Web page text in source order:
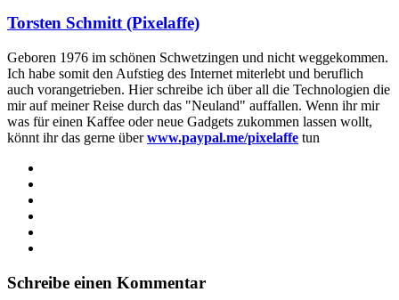
Torsten Schmitt (Pixelaffe)
Geboren 1976 im schönen Schwetzingen und nicht weggekommen.
Ich habe somit den Aufstieg des Internet miterlebt und beruflich
auch vorangetrieben. Hier schreibe ich über all die Technologien die
mir auf meiner Reise durch das "Neuland" auffallen. Wenn ihr mir
was für einen Kaffee oder neue Gadgets zukommen lassen wollt,
könnt ihr das gerne überwww.paypal.me/pixelaffe tun
Schreibe einen Kommentar